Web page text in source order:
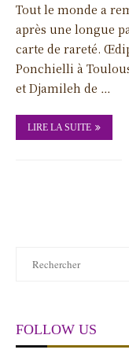
Tout le monde a
après une longue
carte de rareté.
Ponchielli à
et Djamileh de …
LIRE LA SUITE
FOLLOW US